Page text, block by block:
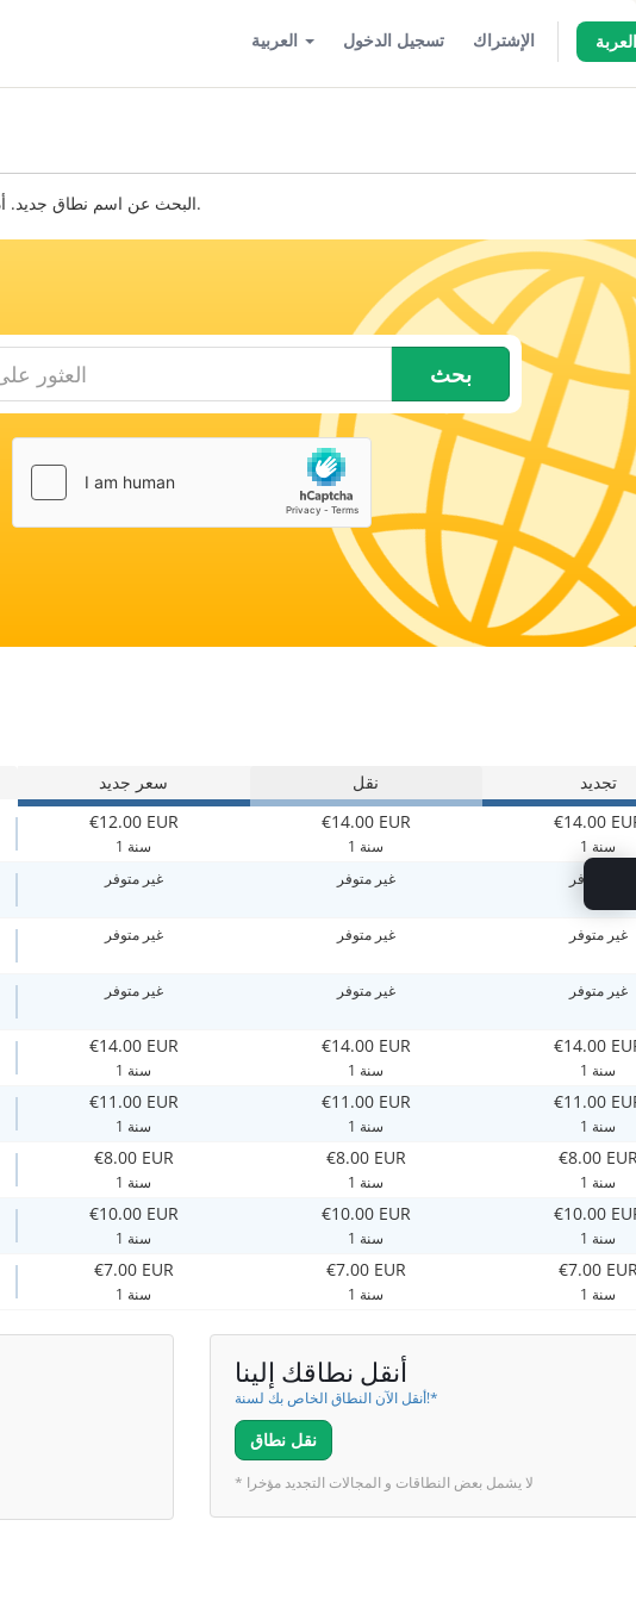
تسجيل الدخول الإشتراك
البحث عن اسم نطاق جديد. أدخل الإسم أو الكلمات أدناه للتحقق من التوفر.
بحث
سعر جديد نقل تجديد
€12.00 EUR
1 سنة
€14.00 EUR
1 سنة
€14.00
1 سنة
غير متوفر غير متوفر غير متوفر
غير متوفر غير متوفر غير متوفر
غير متوفر غير متوفر غير متوفر
€14.00 EUR
1 سنة
€14.00 EUR
1 سنة
€14.00
1 سنة
€11.00 EUR
1 سنة
€11.00 EUR
1 سنة
€11.00
1 سنة
€8.00 EUR
1 سنة
€8.00 EUR
1 سنة
€8.00
1 سنة
€10.00 EUR
1 سنة
€10.00 EUR
1 سنة
€10.00
1 سنة
€7.00 EUR
1 سنة
€7.00 EUR
1 سنة
€7.00
1 سنة
أنقل نطاقك إلينا
أنقل الآن النطاق الخاص بك لسنة!*
نقل نطاق
* لا يشمل بعض النطاقات و المجالات التجديد مؤخرا